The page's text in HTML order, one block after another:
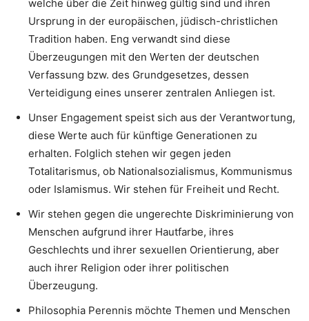
welche über die Zeit hinweg gültig sind und ihren
Ursprung in der europäischen, jüdisch-christlichen
Tradition haben. Eng verwandt sind diese
Überzeugungen mit den Werten der deutschen
Verfassung bzw. des Grundgesetzes, dessen
Verteidigung eines unserer zentralen Anliegen ist.
Unser Engagement speist sich aus der Verantwortung,
diese Werte auch für künftige Generationen zu
erhalten. Folglich stehen wir gegen jeden
Totalitarismus, ob Nationalsozialismus, Kommunismus
oder Islamismus. Wir stehen für Freiheit und Recht.
Wir stehen gegen die ungerechte Diskriminierung von
Menschen aufgrund ihrer Hautfarbe, ihres
Geschlechts und ihrer sexuellen Orientierung, aber
auch ihrer Religion oder ihrer politischen
Überzeugung.
Philosophia Perennis möchte Themen und Menschen